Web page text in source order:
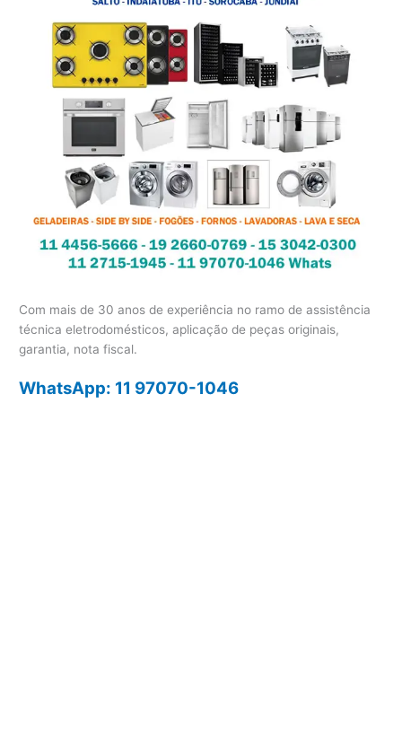
Com mais de 30 anos de experiência no ramo de assistência
técnica eletrodomésticos, aplicação de peças originais,
garantia, nota fiscal.
WhatsApp: 11 97070-1046